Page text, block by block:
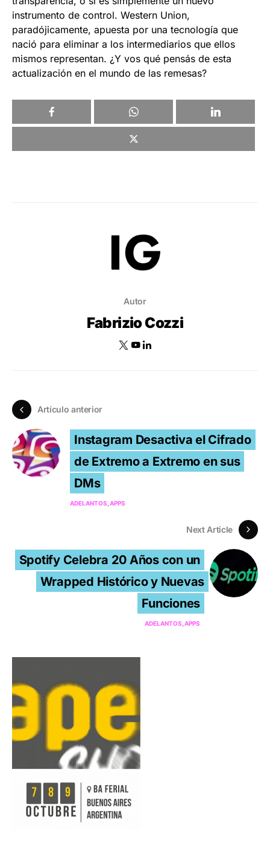
instrumento de control. Western Union,
paradójicamente, apuesta por una tecnología que
nació para eliminar a los intermediarios que ellos
mismos representan. ¿Y vos qué pensás de esta
actualización en el mundo de las remesas?
Autor
Fabrizio Cozzi
Artículo anterior
Instagram Desactiva el Cifrado
de Extremo a Extremo en sus
DMs
ADELANTOS APPS
Next Article
Spotify Celebra 20 Años con un
Wrapped Histórico y Nuevas
Funciones
ADELANTOS APPS